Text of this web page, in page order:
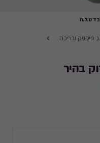
פיקניק ובריכה
ט.ל.ח